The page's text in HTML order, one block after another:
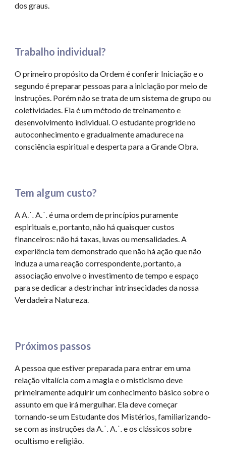
dos graus.
Trabalho individual?
O primeiro propósito da Ordem é conferir Iniciação e o
segundo é preparar pessoas para a iniciação por meio de
instruções. Porém não se trata de um sistema de grupo ou
coletividades. Ela é um método de treinamento e
desenvolvimento individual. O estudante progride no
autoconhecimento e gradualmente amadurece na
consciência espiritual e desperta para a Grande Obra.
Tem algum custo?
AA⸫ A⸫ é uma ordem de princípios puramente
espirituais e, portanto, não há quaisquer custos
financeiros: não há taxas, luvas ou mensalidades. A
experiência tem demonstrado que não há ação que não
induza a uma reação correspondente, portanto, a
associação envolve o investimento de tempo e espaço
para se dedicar a destrinchar intrinsecidades da nossa
Verdadeira Natureza.
Próximos passos
A pessoa que estiver preparada para entrar em uma
relação vitalícia com a magia e o misticismo deve
primeiramente adquirir um conhecimento básico sobre o
assunto em que irá mergulhar. Ela deve começar
tornando-se um Estudante dos Mistérios, familiarizando-
se com as instruções daA⸫ A⸫ e os clássicos sobre
ocultismo e religião.